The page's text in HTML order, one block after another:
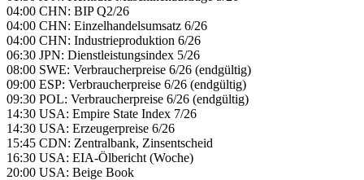
04:00 CHN: BIP Q2/26
04:00 CHN: Einzelhandelsumsatz 6/26
04:00 CHN: Industrieproduktion 6/26
06:30 JPN: Dienstleistungsindex 5/26
08:00 SWE: Verbraucherpreise 6/26 (endgültig)
09:00 ESP: Verbraucherpreise 6/26 (endgültig)
09:30 POL: Verbraucherpreise 6/26 (endgültig)
14:30 USA: Empire State Index 7/26
14:30 USA: Erzeugerpreise 6/26
15:45 CDN: Zentralbank, Zinsentscheid
16:30 USA: EIA-Ölbericht (Woche)
20:00 USA: Beige Book